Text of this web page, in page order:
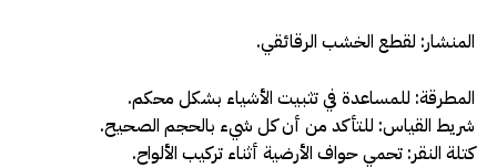
المنشار: لقطع الخشب الرقائقي.
المطرقة: للمساعدة في تثبيت الأشياء بشكل محكم.
شريط القياس: للتأكد من أن كل شيء بالحجم الصحيح.
كتلة النقر: تحمي حواف الأرضية أثناء تركيب الألواح.